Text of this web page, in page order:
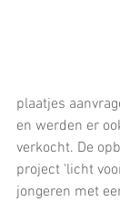
plaatjes
en werden er
verkocht. De
project 'licht
jongeren met